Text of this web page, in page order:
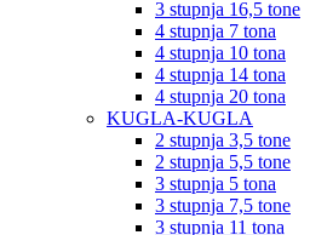
3 stupnja 16,5 tone
4 stupnja 7 tona
4 stupnja 10 tona
4 stupnja 14 tona
4 stupnja 20 tona
KUGLA-KUGLA
2 stupnja 3,5 tone
2 stupnja 5,5 tone
3 stupnja 5 tona
3 stupnja 7,5 tone
3 stupnja 11 tona